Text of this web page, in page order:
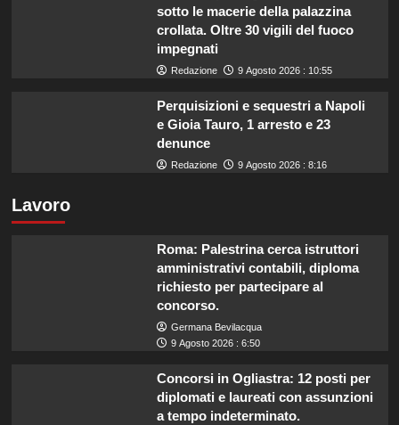
sotto le macerie della palazzina
crollata. Oltre 30 vigili del fuoco
impegnati
Redazione 9 Agosto 2026 : 10:55
Perquisizioni e sequestri a Napoli
e Gioia Tauro, 1 arresto e 23
denunce
Redazione 9 Agosto 2026 : 8:16
Lavoro
Roma: Palestrina cerca istruttori
amministrativi contabili, diploma
richiesto per partecipare al
concorso.
Germana Bevilacqua
9 Agosto 2026 : 6:50
Concorsi in Ogliastra: 12 posti per
diplomati e laureati con assunzioni
a tempo indeterminato.